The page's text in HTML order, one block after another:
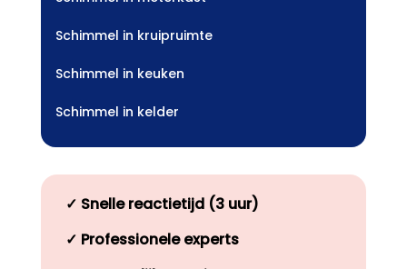
Schimmel in kruipruimte
Schimmel in keuken
Schimmel in kelder
✓ Snelle reactietijd (3 uur)
✓ Professionele experts